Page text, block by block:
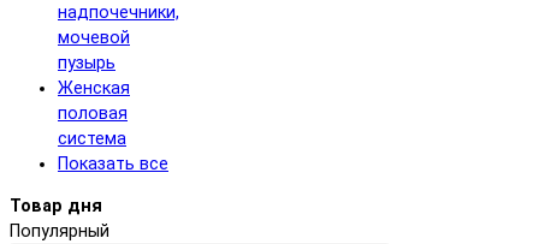
надпочечники,
мочевой
пузырь
Женская
половая
система
Показать все
Товар дня
Популярный